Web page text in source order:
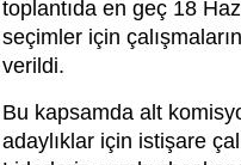
toplantıda en geç 18
seçimler için
verildi.
Bu kapsamda alt
adaylıklar için istişare